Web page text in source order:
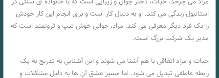
استانبول زندگی می‌ کند. او به دنبال کار است و برای انجام این کار خودش
را یک فرد دیگر معرفی می کند. مراد، جوانی خوش‌ تیپ و ثروتمند است که
مدیر یک شرکت بزرگ است.
حیات و مراد اتفاقی با هم آشنا می‌ شوند و این آشنایی به تدریج به یک
رابطه‌ عاطفی تبدیل می‌ شود. اما مسیر عشق آن‌ ها به دلیل مشکلات و